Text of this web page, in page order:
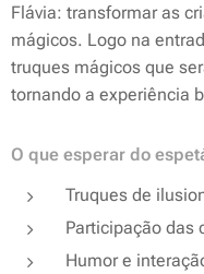
Flávia: transformar as
mágicos. Logo na
truques mágicos que
tornando a experiência
O que esperar do
Truques de
Participação das
Humor e